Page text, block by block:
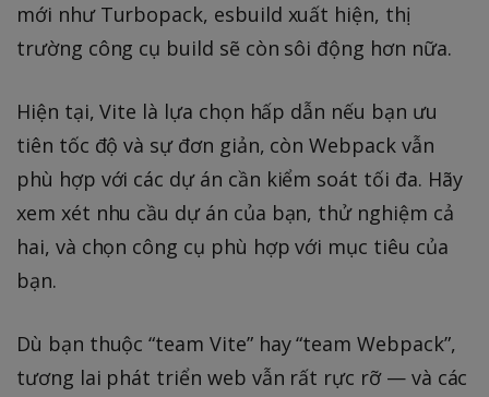
mới như Turbopack, esbuild xuất hiện, thị
trường công cụ build sẽ còn sôi động hơn nữa.
Hiện tại, Vite là lựa chọn hấp dẫn nếu bạn ưu
tiên tốc độ và sự đơn giản, còn Webpack vẫn
phù hợp với các dự án cần kiểm soát tối đa. Hãy
xem xét nhu cầu dự án của bạn, thử nghiệm cả
hai, và chọn công cụ phù hợp với mục tiêu của
bạn.
Dù bạn thuộc “team Vite” hay “team Webpack”,
tương lai phát triển web vẫn rất rực rỡ — và các